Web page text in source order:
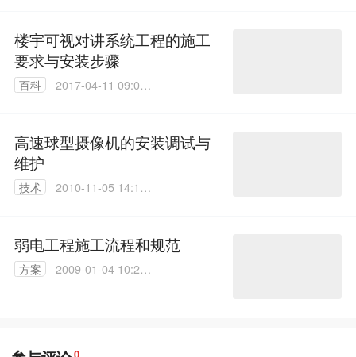
楼宇可视对讲系统工程的施工
要求与安装步骤
百科
2017-04-11 09:09:
高速球型摄像机的安装调试与
维护
技术
2010-11-05 14:11:
弱电工程施工流程和规范
方案
2009-01-04 10:28: